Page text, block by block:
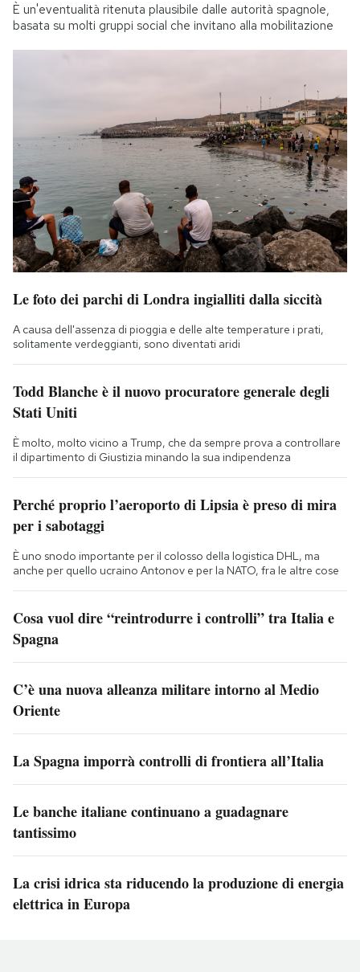
È un'eventualità ritenuta plausibile dalle autorità spagnole,
basata su molti gruppi social che invitano alla mobilitazione
Le foto dei parchi di Londra ingialliti dalla siccità
A causa dell'assenza di pioggia e delle alte temperature i prati,
solitamente verdeggianti, sono diventati aridi
Todd Blanche è il nuovo procuratore generale degli
Stati Uniti
È molto, molto vicino a Trump, che da sempre prova a controllare
il dipartimento di Giustizia minando la sua indipendenza
Perché proprio l’aeroporto di Lipsia è preso di mira
per i sabotaggi
È uno snodo importante per il colosso della logistica DHL, ma
anche per quello ucraino Antonov e per la NATO, fra le altre cose
Cosa vuol dire “reintrodurre i controlli” tra Italia e
Spagna
C’è una nuova alleanza militare intorno al Medio
Oriente
La Spagna imporrà controlli di frontiera all’Italia
Le banche italiane continuano a guadagnare
tantissimo
La crisi idrica sta riducendo la produzione di energia
elettrica in Europa